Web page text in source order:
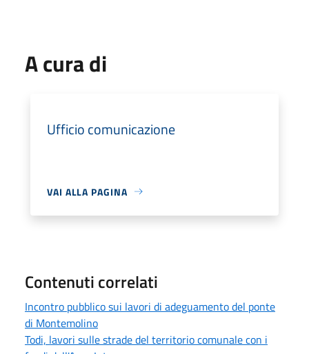
A cura di
Ufficio comunicazione
VAI ALLA PAGINA
Contenuti correlati
Incontro pubblico sui lavori di adeguamento del ponte
di Montemolino
Todi, lavori sulle strade del territorio comunale con i